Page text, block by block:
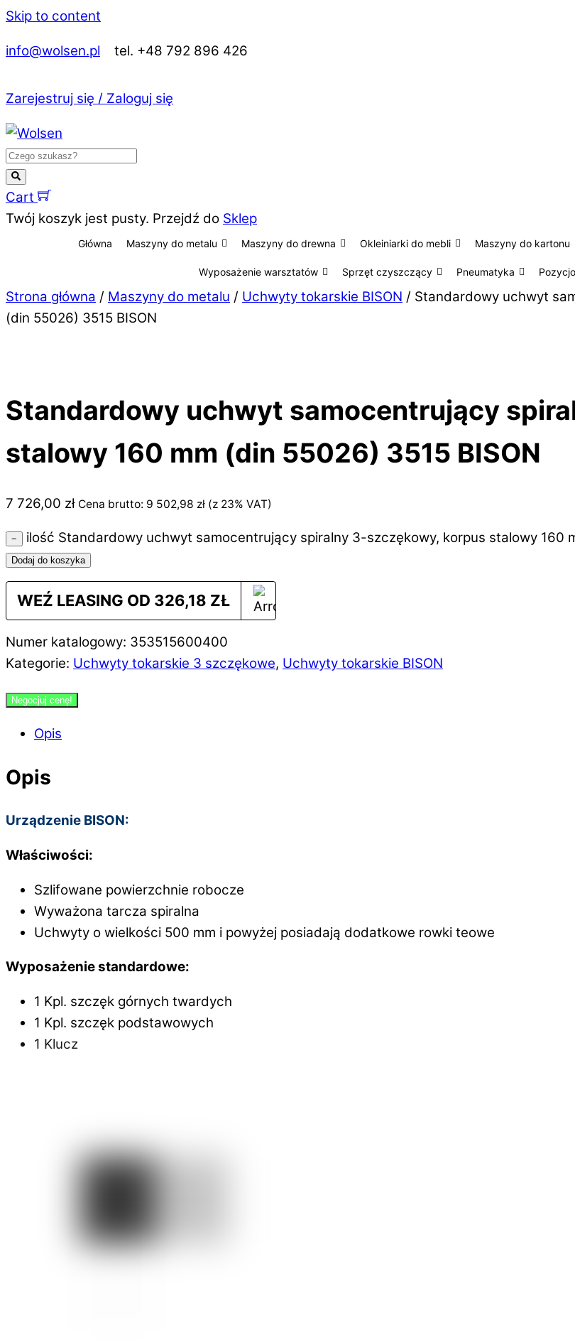
Skip to content
info@wolsen.pl tel. +48 792 896 426
Zarejestruj się / Zaloguj się
Cart
Twój koszyk jest pusty. Przejdź do Sklep
Główna Maszyny do metalu Maszyny do drewna Okleiniarki do mebli Maszyny do kartonu
Wyposażenie warsztatów Sprzęt czyszczący Pneumatyka
Strona główna / Maszyny do metalu / Uchwyty tokarskie BISON / Standardowy uchwyt
(din 55026) 3515 BISON
Standardowy uchwyt samocentrujący
stalowy 160 mm (din 55026) 3515 BISON
7 726,00 zł Cena brutto: 9 502,98 zł (z 23% VAT)
− ilość Standardowy uchwyt samocentrujący spiralny 3-szczękowy, korpus stalowy 160
Dodaj do koszyka
WEŹ LEASING OD 326,18 ZŁ
Numer katalogowy: 353515600400
Kategorie: Uchwyty tokarskie 3 szczękowe, Uchwyty tokarskie BISON
Negocjuj cenę!
Opis
Opis
Urządzenie BISON:
Właściwości:
Szlifowane powierzchnie robocze
Wyważona tarcza spiralna
Uchwyty o wielkości 500 mm i powyżej posiadają dodatkowe rowki teowe
Wyposażenie standardowe:
1 Kpl. szczęk górnych twardych
1 Kpl. szczęk podstawowych
1 Klucz